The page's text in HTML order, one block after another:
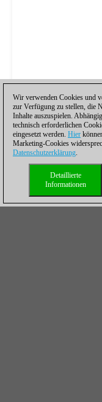
Wir verwenden Cookies und
zur Verfügung zu stellen, die
Inhalte auszuspielen.
technisch erforderlichen
eingesetzt werden. Hier
Marketing-Cookies
Datenschutzerklärung.
Detaillierte
Informationen